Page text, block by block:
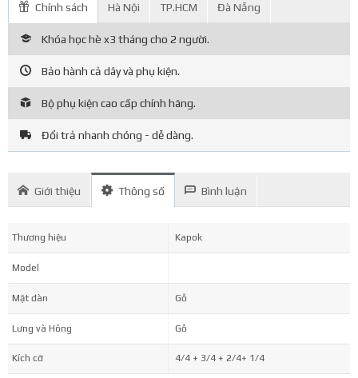
Chính sách Hà Nội TP.HCM Đà Nẵng
Khóa học hè x3 tháng cho 2 người.
Bảo hành cả dây và phụ kiện.
Bộ phụ kiện cao cấp chính hãng.
Đổi trả nhanh chóng - dễ dàng.
Giới thiệu Thông số Bình luận
Thương hiệu Kapok
Model
Mặt đàn Gỗ
Lưng và Hông Gỗ
Kích cỡ 4/4 + 3/4 + 2/4+ 1/4